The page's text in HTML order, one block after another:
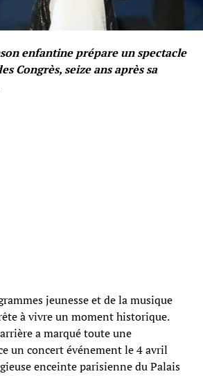
enfantine prépare un spectacle
Congrès, seize ans après sa
jeunesse et de la musique
à vivre un moment historique.
a marqué toute une
un concert événement le 4 avril
enceinte parisienne du Palais